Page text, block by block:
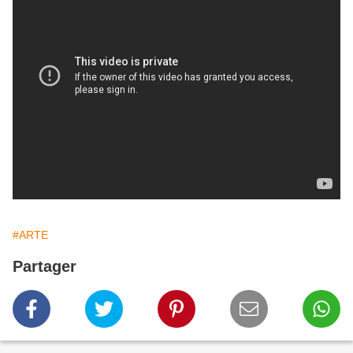
#ARTE
Partager